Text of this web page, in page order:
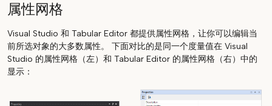
属性网格
Visual Studio 和 Tabular Editor 都提供属性网格，让你可以编辑当
前所选对象的大多数属性。 下面对比的是同一个度量值在 Visual
Studio 的属性网格（左）和 Tabular Editor 的属性网格（右）中的
显示：